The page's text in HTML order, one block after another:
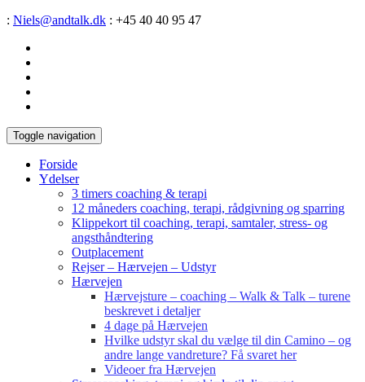
: Niels@andtalk.dk : +45 40 40 95 47
Toggle navigation
Forside
Ydelser
3 timers coaching & terapi
12 måneders coaching, terapi, rådgivning og sparring
Klippekort til coaching, terapi, samtaler, stress- og
angsthåndtering
Outplacement
Rejser – Hærvejen – Udstyr
Hærvejen
Hærvejsture – coaching – Walk & Talk – turene
beskrevet i detaljer
4 dage på Hærvejen
Hvilke udstyr skal du vælge til din Camino – og
andre lange vandreture? Få svaret her
Videoer fra Hærvejen